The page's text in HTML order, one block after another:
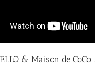
& Maison de